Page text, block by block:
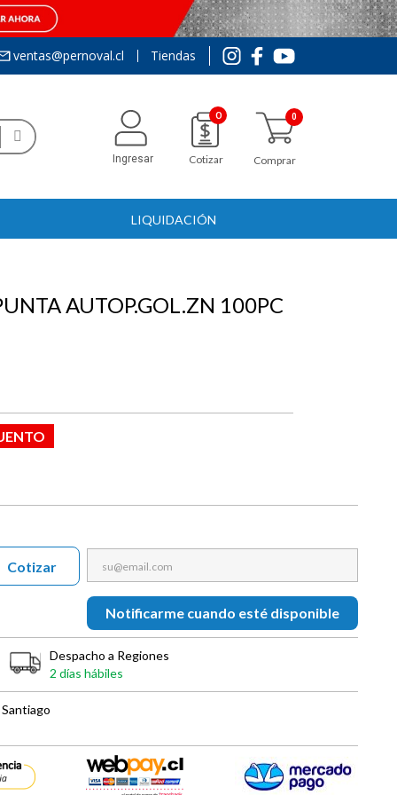
ventas@pernoval.cl Tiendas
Ingresar
0
Cotizar Comprar
LIQUIDACIÓN
AUTOP.GOL.ZN 100PC
Notificarme cuando esté disponible
Cotizar
Despacho a Regiones
2 días hábiles